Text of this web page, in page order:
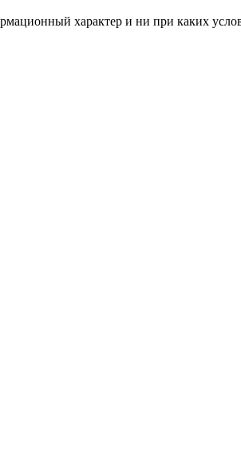
характер и ни при каких